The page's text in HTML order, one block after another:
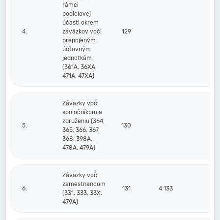
4.
rámci
podielovej
účasti okrem
záväzkov voči
prepojeným
účtovným
jednotkám
(361A, 36XA,
471A, 47XA)
129
5.
Záväzky voči
spoločníkom a
združeniu (364,
365, 366, 367,
368, 398A,
478A, 479A)
130
6.
Záväzky voči
zamestnancom
(331, 333, 33X,
479A)
131 4 133